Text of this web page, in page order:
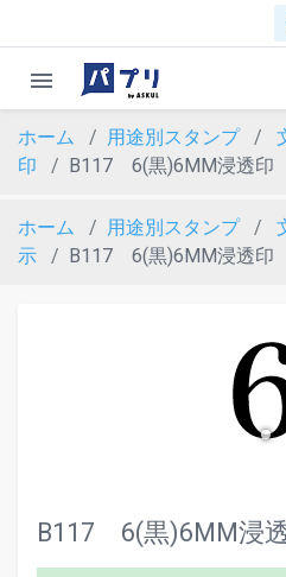
menu
ホーム 用途別スタンプ
印
B117 6(黒)6MM浸透印
ホーム 用途別スタンプ
示
B117 6(黒)6MM浸透印
B117 6(黒)6MM浸